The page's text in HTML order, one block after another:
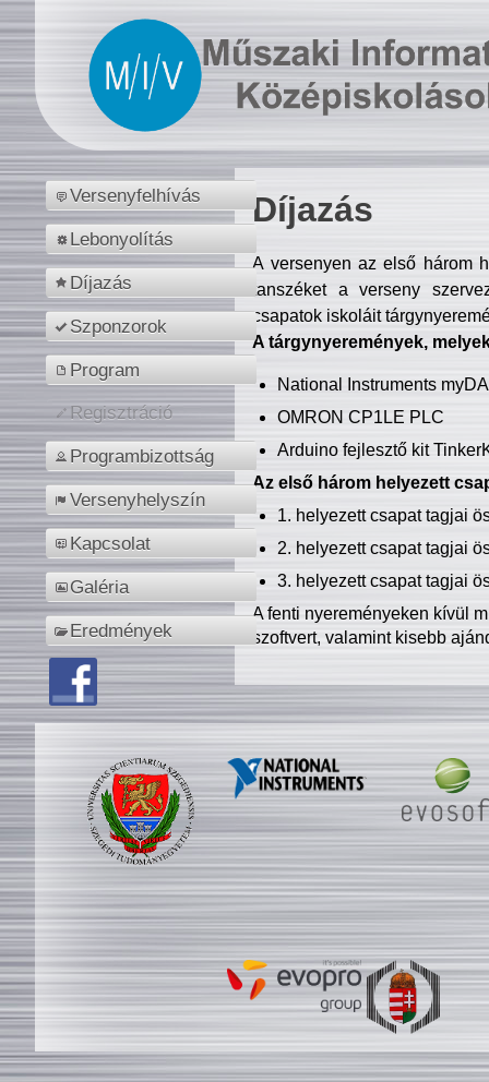
Versenyfelhívás
Lebonyolítás
Díjazás
Szponzorok
Program
Regisztráció
Programbizottság
Versenyhelyszín
Kapcsolat
Galéria
Eredmények
Díjazás
A versenyen az első három
tanszéket a verseny
csapatok iskoláit
A tárgynyeremények,
National Instruments
OMRON CP1LE PLC
Arduino fejlesztő kit
Az első három helyezett
1. helyezett csapat tagjai
2. helyezett csapat tagjai
3. helyezett csapat tagjai
A fenti nyereményeken kívül
szoftvert, valamint kisebb